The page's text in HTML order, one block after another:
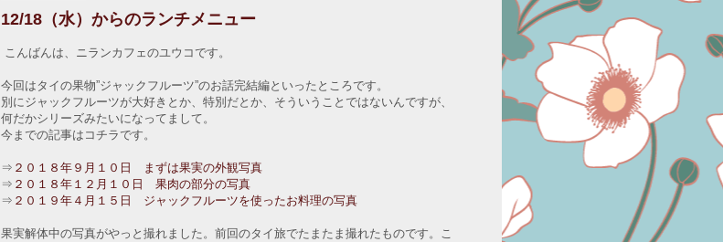
12/18（水）からのランチメニュー
こんばんは、ニランカフェのユウコです。
今回はタイの果物”ジャックフルーツ”のお話完結編といったところです。
別にジャックフルーツが大好きとか、特別だとか、そういうことではないんですが、
何だかシリーズみたいになってまして。
今までの記事はコチラです。
⇒ ２０１８年９月１０日 まずは果実の外観写真
⇒ ２０１８年１２月１０日 果肉の部分の写真
⇒ ２０１９年４月１５日 ジャックフルーツを使ったお料理の写真
果実解体中の写真がやっと撮れました。前回のタイ旅でたまたま撮れたものです。こ